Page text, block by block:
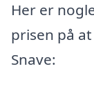
Her er
prisen på
Snave: